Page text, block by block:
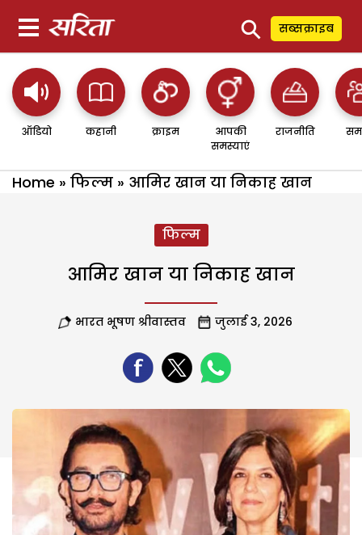
⚲ सब्सक्राइब
ऑडियो कहानी क्राइम
आपकी
समस्याएं
राजनीति
Home » फिल्म » आमिर खान या निकाह खान
फिल्म
आमिर खान या निकाह खान
भारत भूषण श्रीवास्तव जुलाई 3, 2026